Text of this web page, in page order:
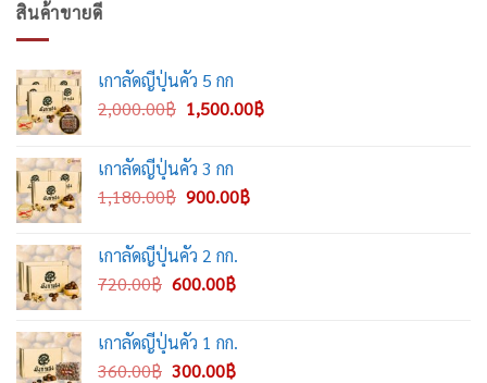
สินค้าขายดี
เกาลัดญี่ปุ่นคั่ว 5 กก
2,000.00฿ Original
was:
2,000.00฿.
1,500.00฿Current
เกาลัดญี่ปุ่นคั่ว 3 กก
1,180.00฿ Original
was:
1,180.00฿.
900.00฿Current
เกาลัดญี่ปุ่นคั่ว 2 กก.
720.00฿ Original
was:
720.00฿.
600.00฿Current
600.00฿.
เกาลัดญี่ปุ่นคั่ว 1 กก.
360.00฿ Original
300.00฿Current